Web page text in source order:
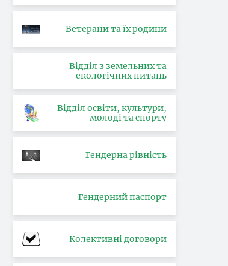
Ветерани та їх родини
Відділ з земельних та
екологічних питань
Відділ освіти, культури,
молоді та спорту
Гендерна рівність
Гендерний паспорт
Колективні договори